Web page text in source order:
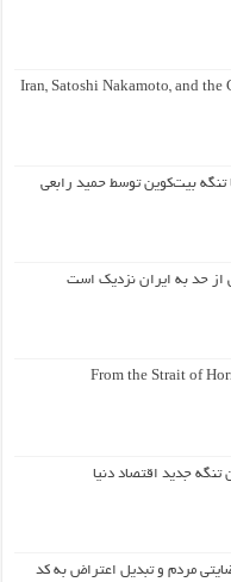
Iran, Satoshi Nakamoto, and the
تنگه بیت‌کوین توسط حمید رابعی
از حد به ایران نزدیک است
From the Strait of
تنگه جدید اقتصاد دنیا
مردم و تبدیل اعتراض به کد